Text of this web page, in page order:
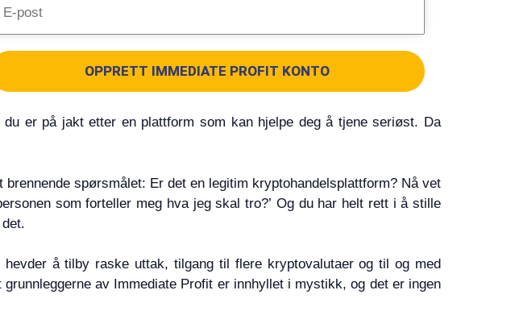
OPPRETT IMMEDIATE PROFIT KONTO
er på jakt etter en plattform som kan hjelpe deg å tjene seriøst. Da
spørsmålet: Er det en legitim kryptohandelsplattform? Nå vet
som forteller meg hva jeg skal tro?’ Og du har helt rett i å stille
å tilby raske uttak, tilgang til flere kryptovalutaer og til og med
av Immediate Profit er innhyllet i mystikk, og det er ingen